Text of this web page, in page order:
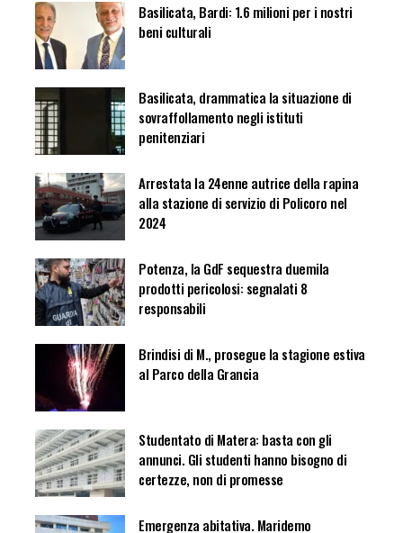
Basilicata, Bardi: 1.6 milioni per i nostri
beni culturali
Basilicata, drammatica la situazione di
sovraffollamento negli istituti
penitenziari
Arrestata la 24enne autrice della rapina
alla stazione di servizio di Policoro nel
2024
Potenza, la GdF sequestra duemila
prodotti pericolosi: segnalati 8
responsabili
Brindisi di M., prosegue la stagione estiva
al Parco della Grancia
Studentato di Matera: basta con gli
annunci. Gli studenti hanno bisogno di
certezze, non di promesse
Emergenza abitativa. Maridemo